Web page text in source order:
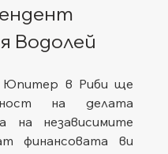
Водолей
Юпитер в Риби ще
на делата
на независимите
финансовата ви